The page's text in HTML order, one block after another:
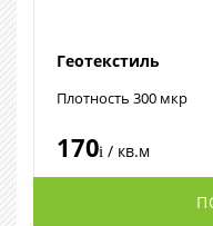
Геотекстиль
Плотность 300 мкр
170i / кв.м